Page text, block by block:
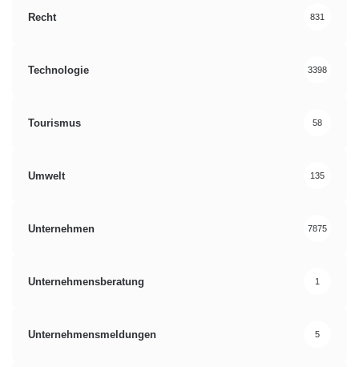
Recht 831
Technologie 3398
Tourismus 58
Umwelt 135
Unternehmen 7875
Unternehmensberatung 1
Unternehmensmeldungen 5